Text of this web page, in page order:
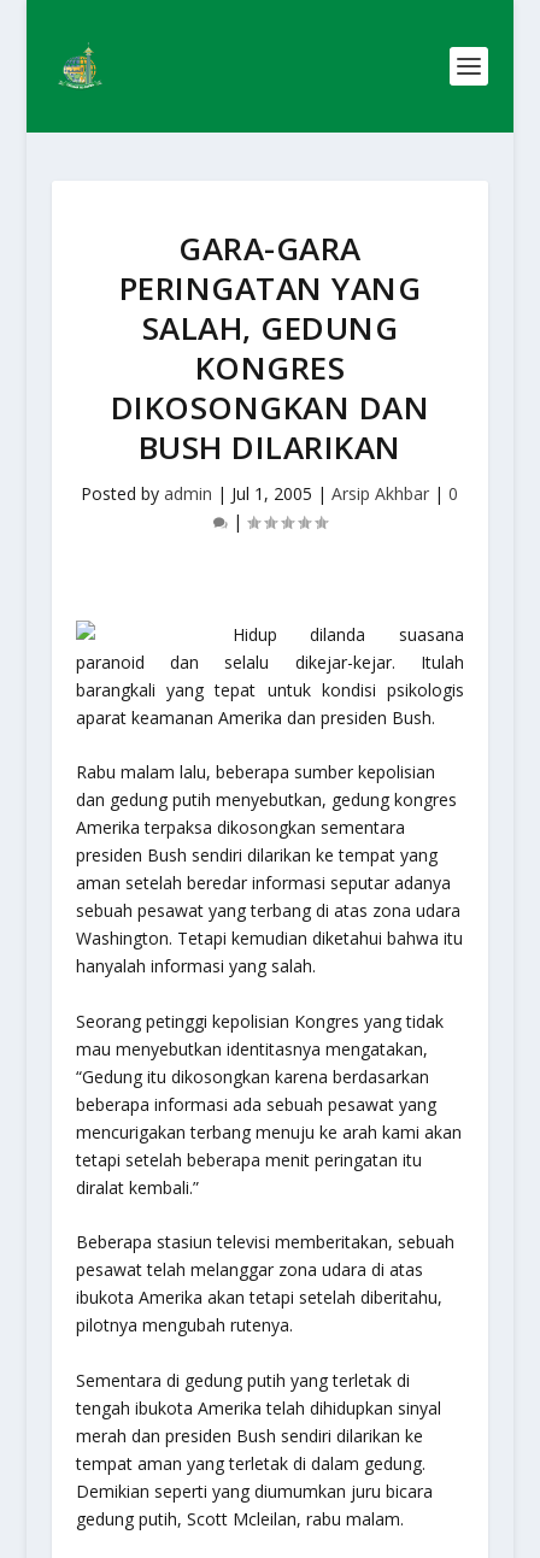
GARA-GARA
PERINGATAN YANG
SALAH, GEDUNG
KONGRES
DIKOSONGKAN DAN
BUSH DILARIKAN
Posted byadmin | Jul 1, 2005 |Arsip Akhbar |0
|
Hidup dilanda suasana
paranoid dan selalu dikejar-kejar. Itulah
barangkali yang tepat untuk kondisi psikologis
aparat keamanan Amerika dan presiden Bush.
Rabu malam lalu, beberapa sumber kepolisian
dan gedung putih menyebutkan, gedung kongres
Amerika terpaksa dikosongkan sementara
presiden Bush sendiri dilarikan ke tempat yang
aman setelah beredar informasi seputar adanya
sebuah pesawat yang terbang di atas zona udara
Washington. Tetapi kemudian diketahui bahwa itu
hanyalah informasi yang salah.
Seorang petinggi kepolisian Kongres yang tidak
mau menyebutkan identitasnya mengatakan,
“Gedung itu dikosongkan karena berdasarkan
beberapa informasi ada sebuah pesawat yang
mencurigakan terbang menuju ke arah kami akan
tetapi setelah beberapa menit peringatan itu
diralat kembali.”
Beberapa stasiun televisi memberitakan, sebuah
pesawat telah melanggar zona udara di atas
ibukota Amerika akan tetapi setelah diberitahu,
pilotnya mengubah rutenya.
Sementara di gedung putih yang terletak di
tengah ibukota Amerika telah dihidupkan sinyal
merah dan presiden Bush sendiri dilarikan ke
tempat aman yang terletak di dalam gedung.
Demikian seperti yang diumumkan juru bicara
gedung putih, Scott Mcleilan, rabu malam.